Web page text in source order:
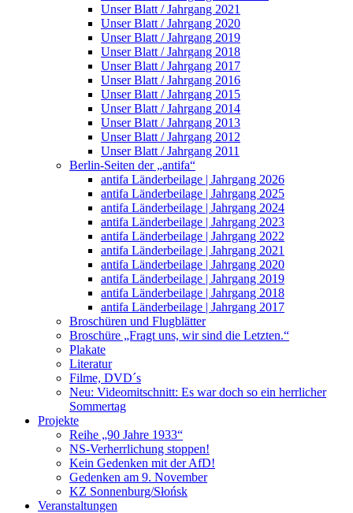
Unser Blatt / Jahrgang 2021
Unser Blatt / Jahrgang 2020
Unser Blatt / Jahrgang 2019
Unser Blatt / Jahrgang 2018
Unser Blatt / Jahrgang 2017
Unser Blatt / Jahrgang 2016
Unser Blatt / Jahrgang 2015
Unser Blatt / Jahrgang 2014
Unser Blatt / Jahrgang 2013
Unser Blatt / Jahrgang 2012
Unser Blatt / Jahrgang 2011
Berlin-Seiten der „antifa“
antifa Länderbeilage | Jahrgang 2026
antifa Länderbeilage | Jahrgang 2025
antifa Länderbeilage | Jahrgang 2024
antifa Länderbeilage | Jahrgang 2023
antifa Länderbeilage | Jahrgang 2022
antifa Länderbeilage | Jahrgang 2021
antifa Länderbeilage | Jahrgang 2020
antifa Länderbeilage | Jahrgang 2019
antifa Länderbeilage | Jahrgang 2018
antifa Länderbeilage | Jahrgang 2017
Broschüren und Flugblätter
Broschüre „Fragt uns, wir sind die Letzten.“
Plakate
Literatur
Filme, DVD´s
Neu: Videomitschnitt: Es war doch so ein herrlicher
Sommertag
Projekte
Reihe „90 Jahre 1933“
NS-Verherrlichung stoppen!
Kein Gedenken mit der AfD!
Gedenken am 9. November
KZ Sonnenburg/Słońsk
Veranstaltungen